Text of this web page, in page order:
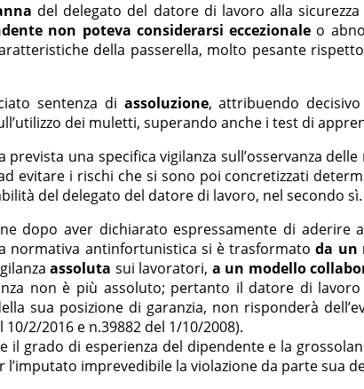
del delegato del datore di lavoro alla
non poteva considerarsi eccezionale o
della passerella, molto pesante
sentenza di assoluzione, attribuendo
dei muletti, superando anche i test di
una specifica vigilanza sull’osservanza
evitare i rischi che si sono poi concretizzati
del delegato del datore di lavoro, nel secondo sì.
dopo aver dichiarato espressamente di
normativa antinfortunistica si è trasformatoda un
assoluta sui lavoratori, a un modello
non è più assoluto; pertanto il datore di
sua posizione di garanzia, non risponderà
2/2016 e n.39882 del 1/10/2008).
il grado di esperienza del dipendente e la
imprevedibile la violazione da parte sua